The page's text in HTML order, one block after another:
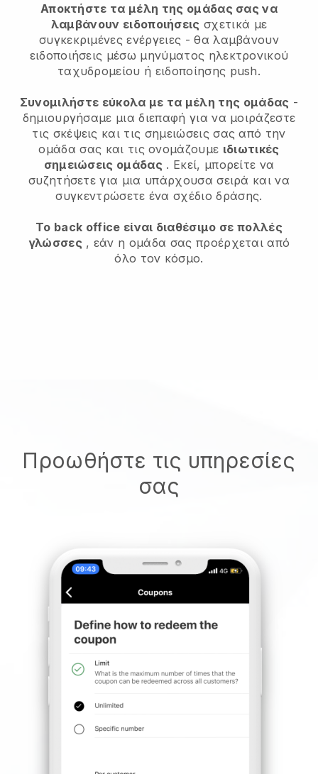
Αποκτήστε τα μέλη της ομάδας σας να
λαμβάνουν ειδοποιήσεις σχετικά με
συγκεκριμένες ενέργειες - θα λαμβάνουν
ειδοποιήσεις μέσω μηνύματος ηλεκτρονικού
ταχυδρομείου ή ειδοποίησης push.
Συνομιλήστε εύκολα με τα μέλη της ομάδας -
δημιουργήσαμε μια διεπαφή για να μοιράζεστε
τις σκέψεις και τις σημειώσεις σας από την
ομάδα σας και τις ονομάζουμε ιδιωτικές
σημειώσεις ομάδας . Εκεί, μπορείτε να
συζητήσετε για μια υπάρχουσα σειρά και να
συγκεντρώσετε ένα σχέδιο δράσης.
Το back office είναι διαθέσιμο σε πολλές
γλώσσες , εάν η ομάδα σας προέρχεται από
όλο τον κόσμο.
Προωθήστε τις υπηρεσίες
σας